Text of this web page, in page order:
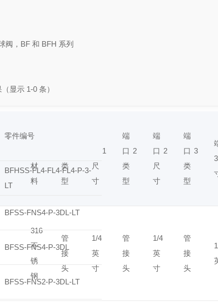
阀，BF 和 BFH 系列
显示 1-0 条）
身
材
料
类
型
口 1
尺
寸
端
口 2
类
型
端
口 2
尺
寸
端
口 3
类
型
316
不
锈
钢
管
接
头
1/4
英
寸
管
接
头
1/4
英
寸
管
接
头
零件编号
BFHSS-FL4-FL4-FL4-P-3-
LT
BFSS-FNS4-P-3DL-LT
BFSS-FNS4-P-3DL
BFSS-FNS2-P-3DL-LT